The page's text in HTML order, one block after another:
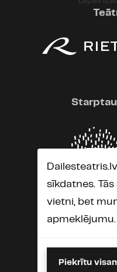
sīkdatnes.
vietni, bet
apmeklējumu.
Piekrītu